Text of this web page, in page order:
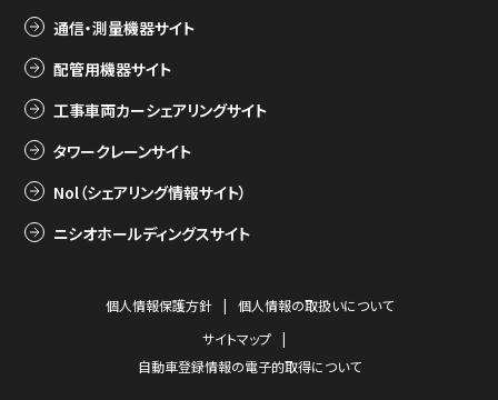
通信・測量機器サイト
配管用機器サイト
工事車両カーシェアリングサイト
タワークレーンサイト
Nol（シェアリング情報サイト）
ニシオホールディングスサイト
個人情報保護方針
個人情報の取扱いについて
サイトマップ
自動車登録情報の電子的取得について